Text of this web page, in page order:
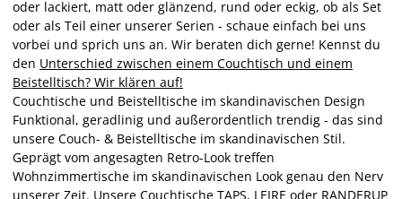
oder lackiert, matt oder glänzend, rund oder eckig, ob als Set
oder als Teil einer unserer Serien - schaue einfach bei uns
vorbei und sprich uns an. Wir beraten dich gerne! Kennst du
den Unterschied zwischen einem Couchtisch und einem
Beistelltisch? Wir klären auf!
Couchtische und Beistelltische im skandinavischen Design
Funktional, geradlinig und außerordentlich trendig - das sind
unsere Couch- & Beistelltische im skandinavischen Stil.
Geprägt vom angesagten Retro-Look treffen
Wohnzimmertische im skandinavischen Look genau den Nerv
unserer Zeit. Unsere Couchtische TAPS, LEJRE oder RANDERUP